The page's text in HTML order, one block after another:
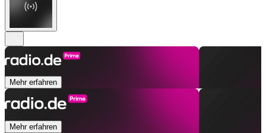
Mehr erfahren
Mehr erfahren